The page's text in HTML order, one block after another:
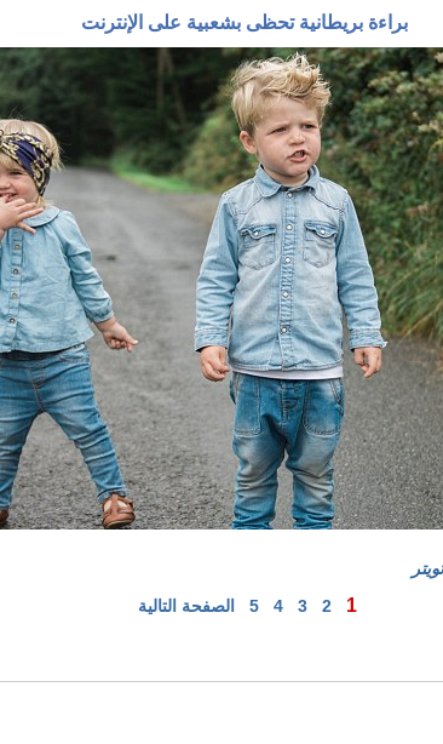
براءة بريطانية تحظى بشعبية على الإنترنت
تويتر
1
2
3
4
5 الصفحة التالية